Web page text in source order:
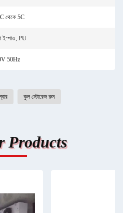
থেকে 5C
ইস্পাত, PU
50Hz
কুল স্টোরেজ রুম
Products